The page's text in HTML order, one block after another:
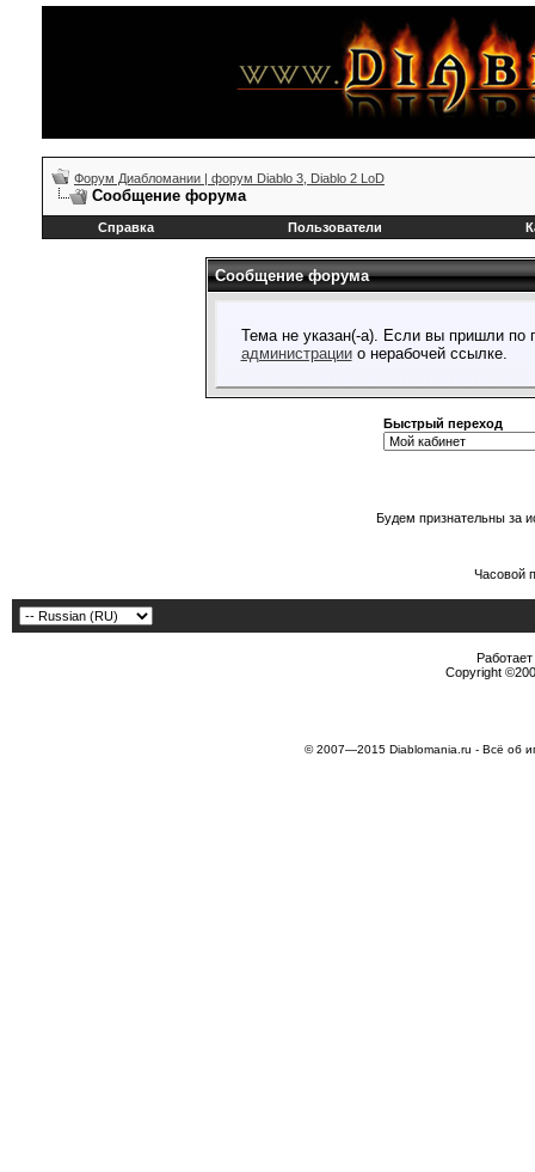
Форум Диабломании | форум Diablo 3, Diablo 2 LoD
Сообщение форума
Справка Пользователи
Сообщение форума
Тема не указан(-а). Если вы пришли по
администрациио нерабочей ссылке.
Быстрый переход
Будем признательны за
Часовой
Copyright
© 2007—2015 Diablomania.ru - Всё об